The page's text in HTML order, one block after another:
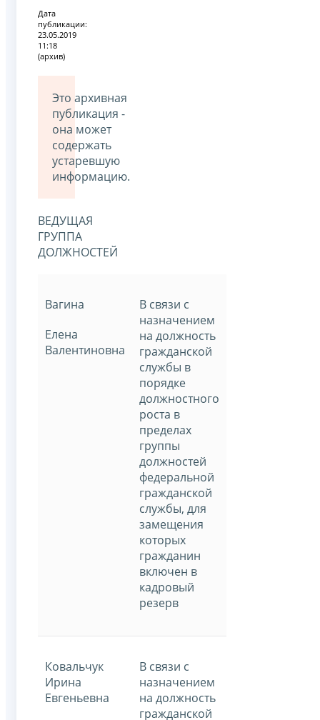
Дата
публикации:
23.05.2019
11:18
(архив)
Это архивная
публикация -
она может
содержать
устаревшую
информацию.
ВЕДУЩАЯ
ГРУППА
ДОЛЖНОСТЕЙ
Вагина
Елена
Валентиновна
В связи с
назначением
на должность
гражданской
службы в
порядке
должностного
роста в
пределах
группы
должностей
федеральной
гражданской
службы, для
замещения
которых
гражданин
включен в
кадровый
резерв
Ковальчук
Ирина
Евгеньевна
В связи с
назначением
на должность
гражданской